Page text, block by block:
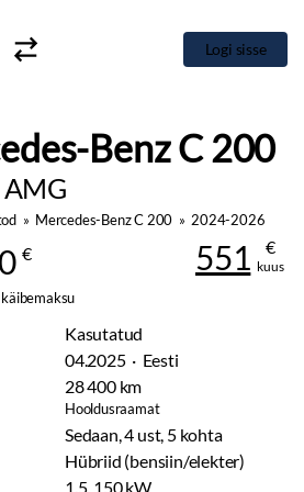
Logi sisse
Benz C
» Mercedes-Benz C 200 » 2024-2026
€ 551 €
kuus
Kasutatud
04.2025 · Eesti
28 400 km
Hooldusraamat
Sedaan, 4 ust, 5 kohta
Hübriid (bensiin/elekter)
1.5, 150 kW